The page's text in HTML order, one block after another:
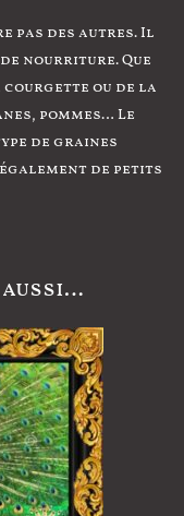
pas des autres. Il
nourriture. Que
courgette ou de la
pommes… Le
de graines
également de petits